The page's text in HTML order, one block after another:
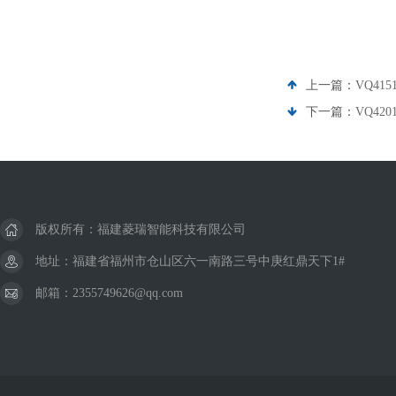
上一篇：
下一篇：
版权所有：福建菱瑞智能科技有限公司
地址：福建省福州市仓山区六一南路三号中庚红鼎天下1#
邮箱：2355749626@qq.com